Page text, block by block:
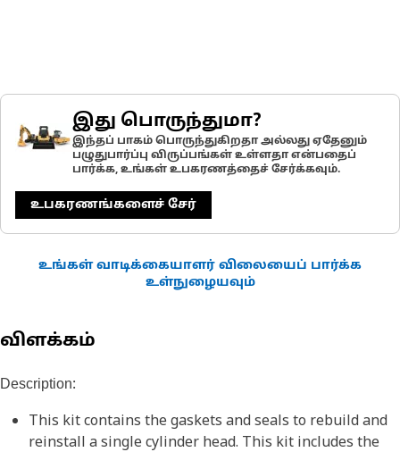
இது பொருந்துமா?
இந்தப் பாகம் பொருந்துகிறதா அல்லது ஏதேனும்
பழுதுபார்ப்பு விருப்பங்கள் உள்ளதா என்பதைப்
பார்க்க, உங்கள் உபகரணத்தைச் சேர்க்கவும்.
உபகரணங்களைச் சேர்
உங்கள் வாடிக்கையாளர் விலையைப் பார்க்க
உள்நுழையவும்
விளக்கம்
Description:
This kit contains the gaskets and seals to rebuild and
reinstall a single cylinder head. This kit includes the